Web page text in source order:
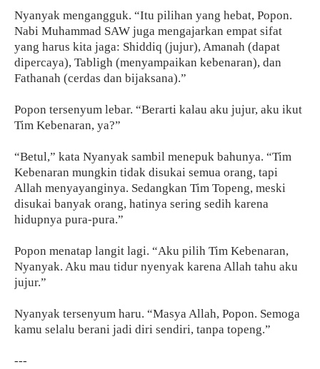
Nyanyak mengangguk. “Itu pilihan yang hebat, Popon.
Nabi Muhammad SAW juga mengajarkan empat sifat
yang harus kita jaga: Shiddiq (jujur), Amanah (dapat
dipercaya), Tabligh (menyampaikan kebenaran), dan
Fathanah (cerdas dan bijaksana).”
Popon tersenyum lebar. “Berarti kalau aku jujur, aku ikut
Tim Kebenaran, ya?”
“Betul,” kata Nyanyak sambil menepuk bahunya. “Tim
Kebenaran mungkin tidak disukai semua orang, tapi
Allah menyayanginya. Sedangkan Tim Topeng, meski
disukai banyak orang, hatinya sering sedih karena
hidupnya pura-pura.”
Popon menatap langit lagi. “Aku pilih Tim Kebenaran,
Nyanyak. Aku mau tidur nyenyak karena Allah tahu aku
jujur.”
Nyanyak tersenyum haru. “Masya Allah, Popon. Semoga
kamu selalu berani jadi diri sendiri, tanpa topeng.”
---